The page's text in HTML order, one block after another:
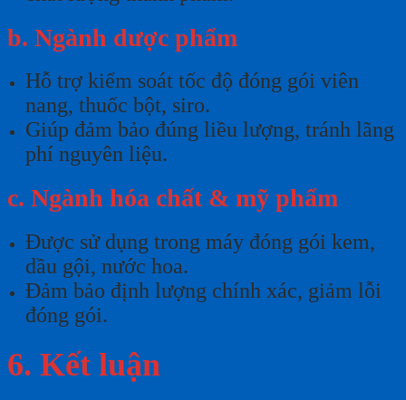
b. Ngành dược phẩm
Hỗ trợ kiểm soát tốc độ đóng gói viên
nang, thuốc bột, siro.
Giúp đảm bảo đúng liều lượng, tránh lãng
phí nguyên liệu.
c. Ngành hóa chất & mỹ phẩm
Được sử dụng trong máy đóng gói kem,
dầu gội, nước hoa.
Đảm bảo định lượng chính xác, giảm lỗi
đóng gói.
6. Kết luận